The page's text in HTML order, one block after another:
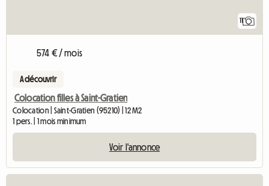
11
574 € / mois
A découvrir
Colocation filles à Saint-Gratien
Colocation | Saint-Gratien (95210) | 12 M2
1 pers. | 1 mois minimum
Voir l'annonce